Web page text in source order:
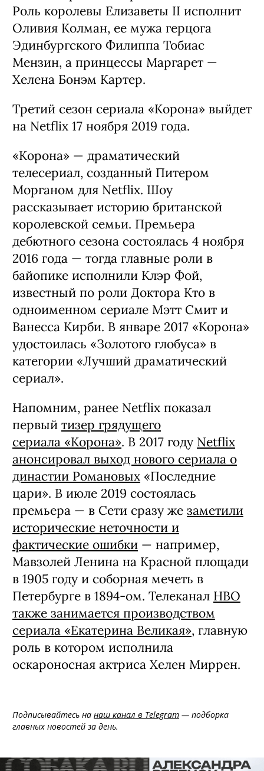
Роль королевы Елизаветы II исполнит
Оливия Колман, ее мужа герцога
Эдинбургского Филиппа Тобиас
Мензин, а принцессы Маргарет —
Хелена Бонэм Картер.
Третий сезон сериала «Корона» выйдет
на Netflix 17 ноября 2019 года.
«Корона» — драматический
телесериал, созданный Питером
Морганом для Netflix. Шоу
рассказывает историю британской
королевской семьи. Премьера
дебютного сезона состоялась 4 ноября
2016 года — тогда главные роли в
байопике исполнили Клэр Фой,
известный по роли Доктора Кто в
одноименном сериале Мэтт Смит и
Ванесса Кирби. В январе 2017 «Корона»
удостоилась «Золотого глобуса» в
категории «Лучший драматический
сериал».
Напомним, ранее Netflix показал
первый тизер грядущего
сериала «Корона». В 2017 году Netflix
анонсировал выход нового сериала о
династии Романовых «Последние
цари». В июле 2019 состоялась
премьера — в Сети сразу же заметили
исторические неточности и
фактические ошибки — например,
Мавзолей Ленина на Красной площади
в 1905 году и соборная мечеть в
Петербурге в 1894-ом. Телеканал HBO
также занимается производством
сериала «Екатерина Великая», главную
роль в котором исполнила
оскароносная актриса Хелен Миррен.
Подписывайтесь на наш канал в Telegram — подборка
главных новостей за день.